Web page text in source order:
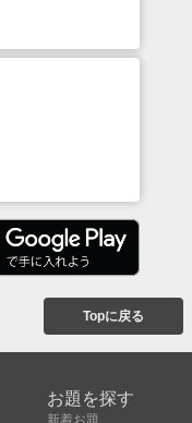
Topに戻る
お題を探す
新着お題